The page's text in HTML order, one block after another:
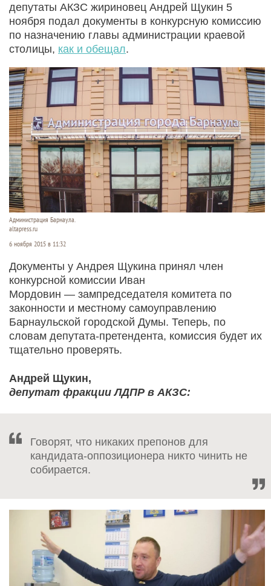
депутаты АКЗС жириновец Андрей Щукин 5
ноября подал документы в конкурсную комиссию
по назначению главы администрации краевой
столицы, как и обещал.
Администрация Барнаула.
altapress.ru
6 ноября 2015 в 11:32
Документы у Андрея Щукина принял член
конкурсной комиссии Иван
Мордовин — зампредседателя комитета по
законности и местному самоуправлению
Барнаульской городской Думы. Теперь, по
словам депутата-претендента, комиссия будет их
тщательно проверять.
Андрей Щукин,
депутат фракции ЛДПР в АКЗС:
Говорят, что никаких препонов для
кандидата-оппозиционера никто чинить не
собирается.